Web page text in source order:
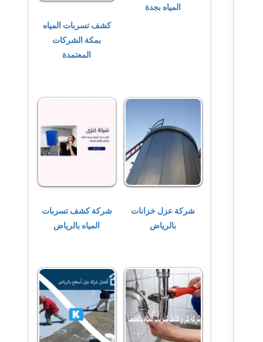
المياه بجدة
كشف تسربات المياه
بمكة الشركات
المعتمدة
شركة عزل خزانات
بالرياض
شركة كشف تسربات
المياه بالرياض